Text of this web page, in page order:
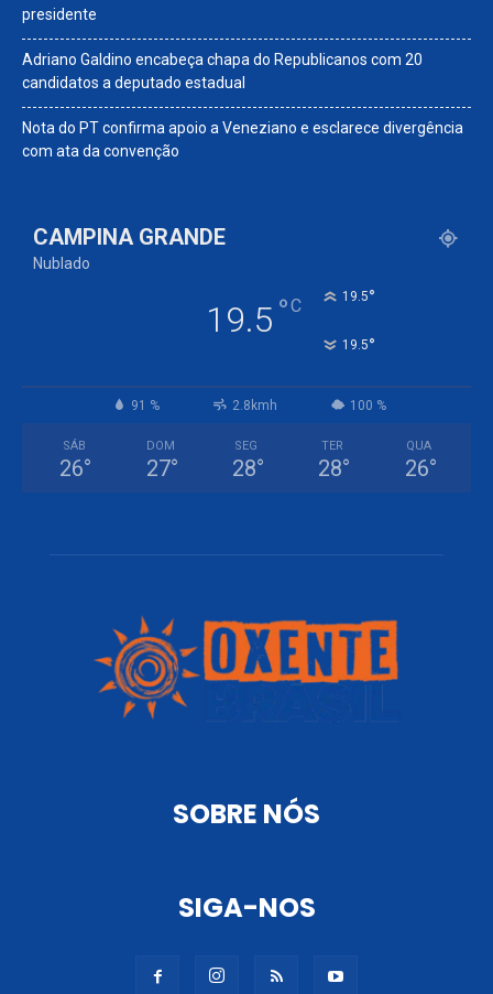
presidente
Adriano Galdino encabeça chapa do Republicanos com 20
candidatos a deputado estadual
Nota do PT confirma apoio a Veneziano e esclarece divergência
com ata da convenção
CAMPINA GRANDE
Nublado
19.5 °C 19.5°
19.5°
91 % 2.8kmh 100 %
SÁB
26°
DOM
27°
SEG
28°
TER
28°
QUA
26°
SOBRE NÓS
SIGA-NOS